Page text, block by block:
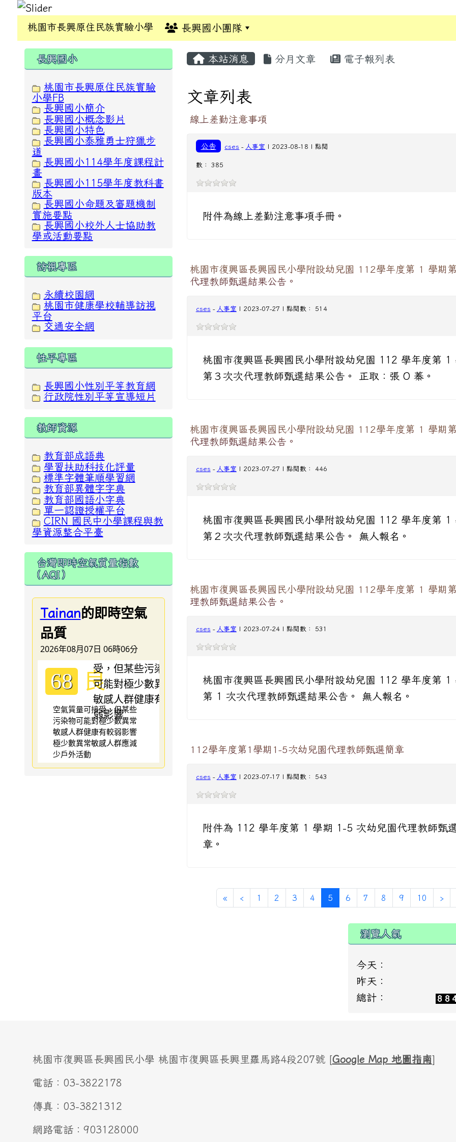
桃園市長興原住民族實驗小學 長興國小團隊
本站消息 分月文章 電子報列表
文章列表
線上差勤注意事項
公告 cses - 人事室 | 2023-08-18 | 點閱
數： 385
附件為線上差勤注意事項手冊。
桃園市復興區長興國民小學附設幼兒園 112學年度第 1 學期
代理教師甄選結果公告。
cses - 人事室 | 2023-07-27 | 點閱數： 514
桃園市復興區長興國民小學附設幼兒園 112 學年度第 1
第３次次代理教師甄選結果公告。 正取：張 O 蓁。
桃園市復興區長興國民小學附設幼兒園 112學年度第 1 學期
代理教師甄選結果公告。
cses - 人事室 | 2023-07-27 | 點閱數： 446
桃園市復興區長興國民小學附設幼兒園 112 學年度第 1
第２次次代理教師甄選結果公告。 無人報名。
桃園市復興區長興國民小學附設幼兒園 112學年度第 1 學期
理教師甄選結果公告。
cses - 人事室 | 2023-07-24 | 點閱數： 531
桃園市復興區長興國民小學附設幼兒園 112 學年度第 1
第 1 次次代理教師甄選結果公告。 無人報名。
112學年度第1學期1-5次幼兒園代理教師甄選簡章
cses - 人事室 | 2023-07-17 | 點閱數： 543
附件為 112 學年度第 1 學期 1-5 次幼兒園代理教師甄
章。
« ‹ 1 2 3 4 5 (current)
6 7 8 9 10 ›
瀏覽人氣
今天：
昨天：
總計：
:::
長興國小
桃園市長興原住民族實驗
小學FB
長興國小簡介
長興國小概念影片
長興國小特色
長興國小泰雅勇士狩獵步
道
長興國小114學年度課程計
畫
長興國小115學年度教科書
版本
長興國小命題及審題機制
實施要點
長興國小校外人士協助教
學或活動要點
訪視專區
永續校園網
桃園市健康學校輔導訪視
平台
交通安全網
性平專區
長興國小性別平等教育網
行政院性別平等宣導短片
教師資源
教育部成語典
學習扶助科技化評量
標準字體筆順學習網
教育部異體字字典
教育部國語小字典
單一認證授權平台
CIRN 國民中小學課程與教
學資源整合平臺
台灣即時空氣質量指數
（AQI）
Tainan的即時空氣
品質
2026年08月07日 06時06分
68 良
空氣質量可接受，但某些
污染物可能對極少數異常
敏感人群健康有較弱影響
極少數異常敏感人群應減
少戶外活動
桃園市復興區長興國民小學 桃園市復興區長興里羅馬路4段207號 [Google Map 地圖指南]
電話：03-3822178
傳真：03-3821312
網路電話：903128000